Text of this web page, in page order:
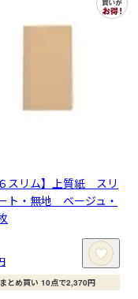
６スリム】上質紙 スリ
ト・無地 ベージュ・
まとめ買い 10点で2,370円